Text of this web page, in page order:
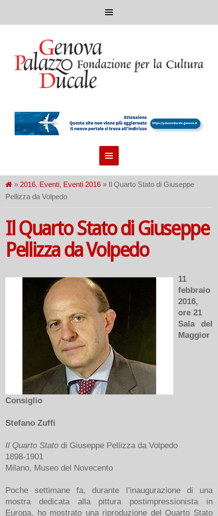
» 2016, Eventi, Eventi 2016 » Il Quarto Stato di Giuseppe
Pellizza da Volpedo
Il Quarto Stato di Giuseppe
Pellizza da Volpedo
11
febbraio
2016,
ore 21
Sala del
Maggior
Consiglio
Stefano Zuffi
Il Quarto Stato di Giuseppe Pellizza da Volpedo
1898-1901
Milano, Museo del Novecento
Poche settimane fa, durante l’inaugurazione di una
mostra dedicata alla pittura postimpressionista in
Europa, ho mostrato una riproduzione del Quarto Stato